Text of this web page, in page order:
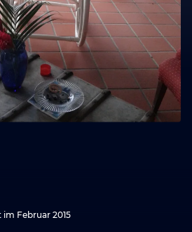
im Februar 2015